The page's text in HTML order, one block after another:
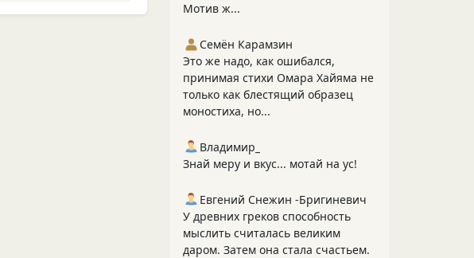
Мотив ж...
Семён Карамзин
Это же надо, как ошибался,
принимая стихи Омара Хайяма не
только как блестящий образец
моностиха, но...
Владимир_
Знай меру и вкус... мотай на ус!
Евгений Снежин -Бригиневич
У древних греков способность
мыслить считалась великим
даром. Затем она стала счастьем.